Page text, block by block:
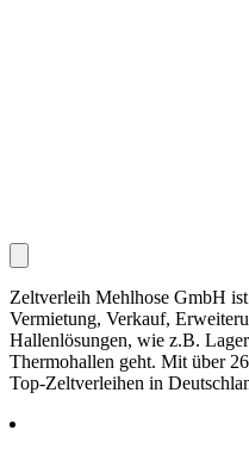
Zeltverleih Mehlhose GmbH
Vermietung, Verkauf,
Hallenlösungen, wie z.B.
Thermohallen geht. Mit über
Top-Zeltverleihen in